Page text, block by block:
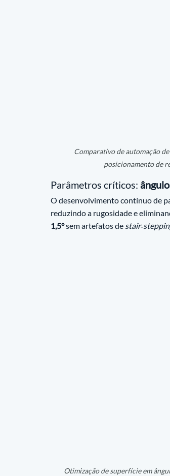
Comparativo de automação
posicionamento de
Parâmetros críticos:
O desenvolvimento contínuo de
reduzindo a rugosidade e
1,5° sem artefatos de
Otimização de superfície em